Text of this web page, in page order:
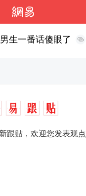
生一番话傻眼了
跟贴，欢迎您发表观点